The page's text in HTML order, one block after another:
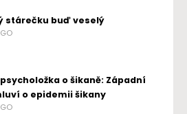
stárečku buď veselý
o šikaně: Západní
o epidemii šikany